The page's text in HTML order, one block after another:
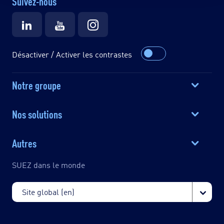
Désactiver / Activer les contrastes
Notre groupe
Nos solutions
Autres
SUEZ dans le monde